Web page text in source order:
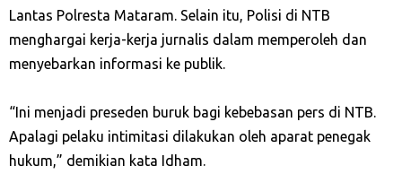
Lantas Polresta Mataram. Selain itu, Polisi di NTB
menghargai kerja-kerja jurnalis dalam memperoleh dan
menyebarkan informasi ke publik.
“Ini menjadi preseden buruk bagi kebebasan pers di NTB.
Apalagi pelaku intimitasi dilakukan oleh aparat penegak
hukum,” demikian kata Idham.